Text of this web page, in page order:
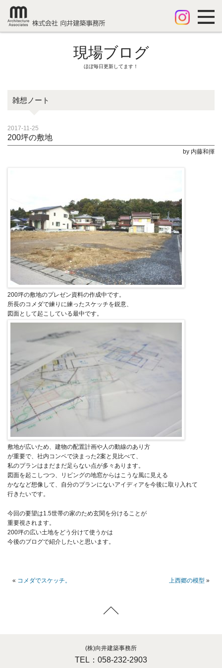
現場ブログ
ほぼ毎日更新してます！
雑想ノート
2017-11-25
200坪の敷地
by 内藤和揮
200坪の敷地のプレゼン資料の作成中です。
所長のコメダで練りに練ったスケッチを鋭意、
図面として起こしている最中です。
敷地が広いため、建物の配置計画や人の動線のあり方
が重要で、社内コンペで決まった2案と見比べて、
私のプランはまだまだ足らない点が多々あります。
図面を起こしつつ、リビングの地窓からはこうな風に見える
かななど想像して、自分のプランにないアイディアを今後に取り入れて
行きたいです。
今回の要望は1.5世帯の家のため玄関を分けることが
重要視されます。
200坪の広い土地をどう分けて使うかは
今後のブログで紹介したいと思います。
« コメダでスケッチ。 上西郷の模型 »
(株)向井建築事務所
TEL：058-232-2903